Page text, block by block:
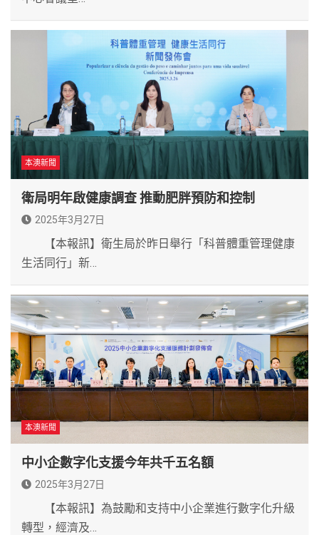
本澳新聞
衛局明年啟健康調查 推動肥胖預防和控制
2025年3月27日
【本報訊】衛生局於昨日舉行「科普體重管理健康
生活同行」新…
本澳新聞
中小企數字化支援今年共千五名額
2025年3月27日
【本報訊】為鼓勵和支持中小企業進行數字化升級
轉型，經濟及…